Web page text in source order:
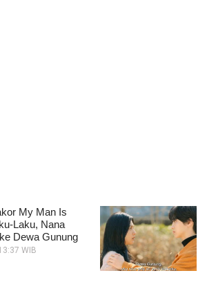
My Man Is
Laku, Nana
Dewa Gunung
WIB